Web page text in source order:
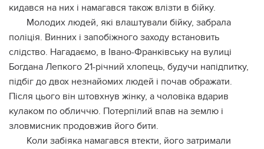
кидався на них і намагався також влізти в бійку.
Молодих людей, які влаштували бійку, забрала
поліція. Винних і запобіжного заходу встановить
слідство. Нагадаємо, в Івано-Франківську на вулиці
Богдана Лепкого 21-річний хлопець, будучи напідпитку,
підбіг до двох незнайомих людей і почав ображати.
Після цього він штовхнув жінку, а чоловіка вдарив
кулаком по обличчю. Потерпілий впав на землю і
зловмисник продовжив його бити.
Коли забіяка намагався втекти, його затримали